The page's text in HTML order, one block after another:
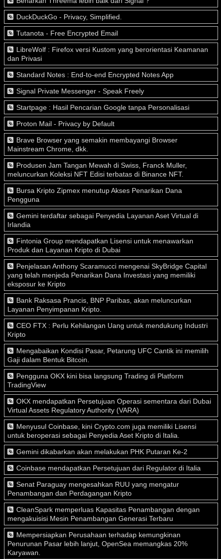
DuckDuckGo - Privacy, Simplified.
Tutanota - Free Encrypted Email
LibreWolf : Firefox versi Kustom yang berorientasi Keamanan
dan Privasi
Standard Notes : End-to-end Encrypted Notes App
Signal Private Messenger - Speak Freely
Startpage : Hasil Pencarian Google tanpa Personalisasi
Proton Mail - Privacy by Default
Brave Browser yang semakin membayangi Browser
Mainstream Chrome, dkk.
Produsen Jam Tangan Mewah di Swiss, Franck Muller,
meluncurkan Koleksi NFT Edisi terbatas di Binance NFT.
Bursa Kripto Zipmex menutup Akses Penarikan Dana
Pengguna
Gemini terdaftar sebagai Penyedia Layanan Aset Virtual di
Irlandia
Fintonia Group mendapatkan Lisensi untuk menawarkan
Produk dan Layanan Kripto di Dubai
Penjelasan Anthony Scaramucci mengenai SkyBridge Capital
yang telah menjeda Penarikan Dana Investasi yang memiliki
eksposur ke Kripto
Bank Raksasa Prancis, BNP Paribas, akan meluncurkan
Layanan Penyimpanan Kripto.
CEO FTX : Perlu Kehilangan Uang untuk mendukung Industri
Kripto
Mengabaikan Kondisi Pasar, Petarung UFC Cantik ini memilih
Gaji dalam Bentuk Bitcoin.
Pengguna OKX kini bisa langsung Trading di Platform
TradingView
OKX mendapatkan Persetujuan Operasi sementara dari Dubai
Virtual Assets Regulatory Authority (VARA)
Menyusul Coinbase, kini Crypto.com juga memiliki Lisensi
untuk beroperasi sebagai Penyedia Aset Kripto di Italia.
Gemini dikabarkan akan melakukan PHK Putaran Ke-2
Coinbase mendapatkan Persetujuan dari Regulator di Italia
Senat Paraguay mengesahkan RUU yang mengatur
Penambangan dan Perdagangan Kripto
CleanSpark memperluas Kapasitas Penambangan dengan
mengakuisisi Mesin Penambangan Generasi Terbaru
Mempersiapkan Perusahaan terhadap kemungkinan
Penurunan Pasar lebih lanjut, OpenSea memangkas 20%
Karyawan.